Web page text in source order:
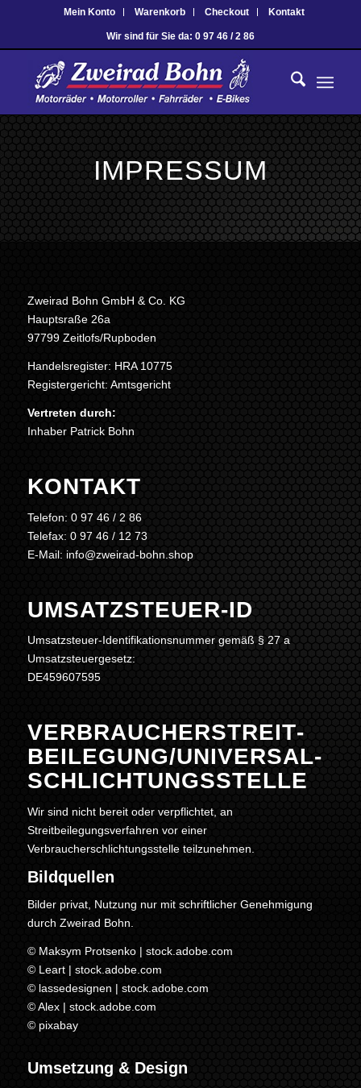
Mein Konto Warenkorb Checkout Kontakt
Wir sind für Sie da: 0 97 46 / 2 86
IMPRESSUM
Zweirad Bohn GmbH & Co. KG
Hauptsraße 26a
97799 Zeitlofs/Rupboden
Handelsregister: HRA 10775
Registergericht: Amtsgericht
Vertreten durch:
Inhaber Patrick Bohn
KONTAKT
Telefon: 0 97 46 / 2 86
Telefax: 0 97 46 / 12 73
E-Mail: info@zweirad-bohn.shop
UMSATZSTEUER-ID
Umsatzsteuer-Identifikationsnummer gemäß § 27 a
Umsatzsteuergesetz:
DE459607595
VERBRAUCHER­STREIT­
BEILEGUNG/UNIVERSAL­
SCHLICHTUNGS­STELLE
Wir sind nicht bereit oder verpflichtet, an
Streitbeilegungsverfahren vor einer
Verbraucherschlichtungsstelle teilzunehmen.
Bildquellen
Bilder privat, Nutzung nur mit schriftlicher Genehmigung
durch Zweirad Bohn.
© Maksym Protsenko | stock.adobe.com
© Leart | stock.adobe.com
© lassedesignen | stock.adobe.com
© Alex | stock.adobe.com
© pixabay
Umsetzung & Design